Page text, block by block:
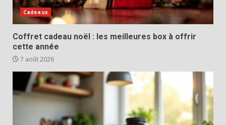
Cadeaux
Coffret cadeau noël : les meilleures box à offrir
cette année
7 août 2026